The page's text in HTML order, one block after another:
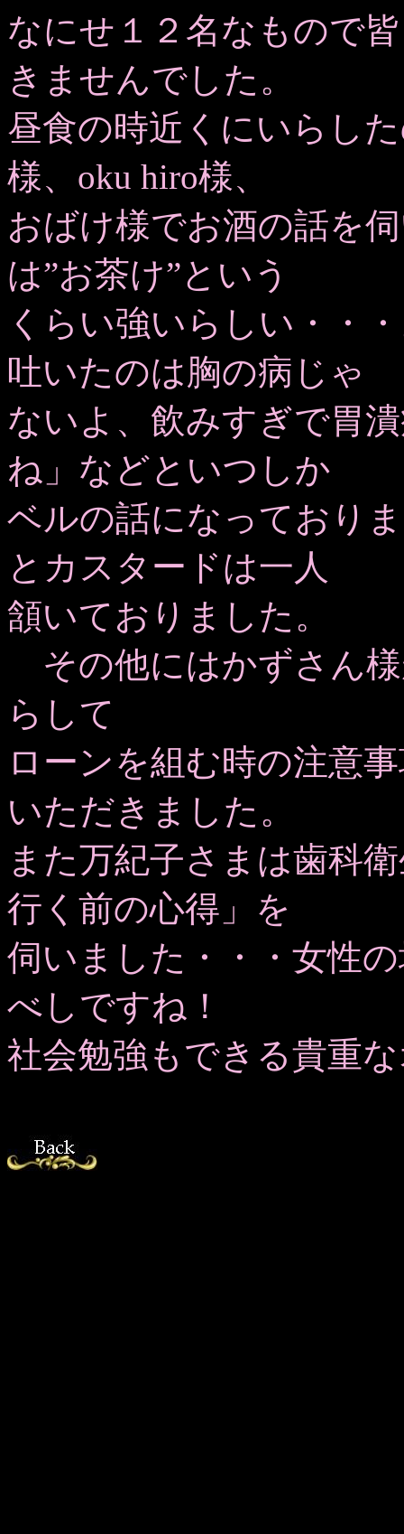
なにせ１２名なもので
きませんでした。
昼食の時近くにいらし
様、oku hiro様、
おばけ様でお酒の話を
は”お茶け”という
くらい強いらしい・・
吐いたのは胸の病じゃ
ないよ、飲みすぎで胃
ね」などといつしか
ベルの話になっており
とカスタードは一人
頷いておりました。
その他にはかずさん
らして
ローンを組む時の注意
いただきました。
また万紀子さまは歯科
行く前の心得」を
伺いました・・・女性
べしですね！
社会勉強もできる貴重